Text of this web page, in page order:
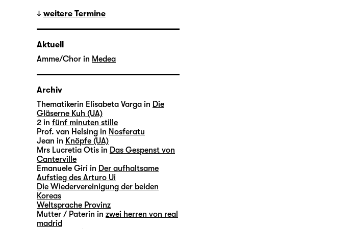
weitere Termine
Aktuell
Amme/Chor in Medea
Archiv
Thematikerin Elisabeta Varga in Die
Gläserne Kuh (UA)
2 in fünf minuten stille
Prof. van Helsing in Nosferatu
Jean in Knöpfe (UA)
Mrs Lucretia Otis in Das Gespenst von
Canterville
Emanuele Giri in Der aufhaltsame
Aufstieg des Arturo Ui
Die Wiedervereinigung der beiden
Koreas
Weltsprache Provinz
Mutter / Paterin in zwei herren von real
madrid